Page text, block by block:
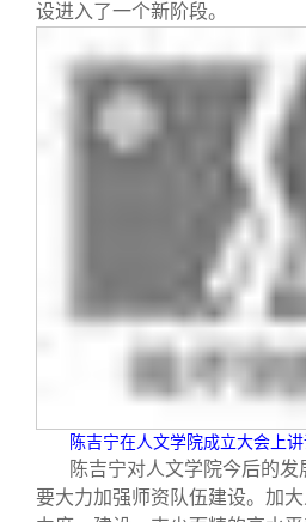
设进入了一个新阶段。
陈吉宁在人文学院成立大会上
陈吉宁对人文学院今后的
要大力加强师资队伍建设。加